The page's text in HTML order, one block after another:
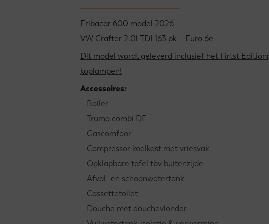
Eribacar 600 model 2026
VW Crafter 2.0l TDI 163 pk – Euro 6e
Dit model wordt geleverd inclusief het Firtst
koplampen!
Accessoires:
– Boiler
– Truma combi DE
– Gascomfoor
– Compressor koelkast met vriesvak
– Opklapbare tafel tbv buitenzijde
– Afval- en schoonwatertank
– Cassettetoilet
– Douche met douchevlonder